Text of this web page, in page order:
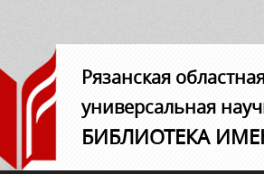
Рязанская
универсальная
БИБЛИОТЕКА